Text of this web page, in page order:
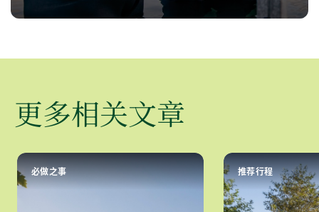
更多相关文章
必做之事 推荐行程